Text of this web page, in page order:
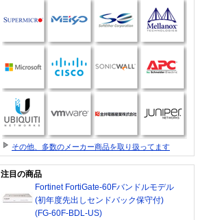
その他、多数のメーカー商品を取り扱ってます
注目の商品
Fortinet FortiGate-60Fバンドルモデル
(初年度先出しセンドバック保守付)
(FG-60F-BDL-US)